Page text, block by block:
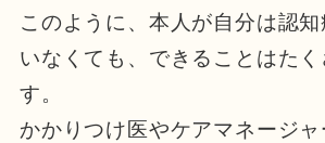
このように、本人が自分は認
いなくても、できることはたく
す。
かかりつけ医やケアマネージ